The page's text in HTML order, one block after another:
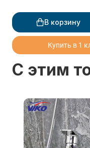
В корзину
Купить в 1
C этим